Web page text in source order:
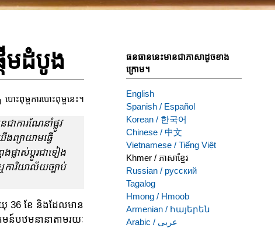
មដំបូង
បោះពុម្ពការបោះពុម្ពនេះ។
ាការណែនាំផ្លូវ
ងព្យាយាមធ្វើ
លាស់ប្តូរជាទៀង
ឬការិយាល័យច្បាប់
យុ 36 ខែ និងដែលមាន
មន៍បឋមនានាតាមរយៈ
ធនធាននេះមានជាភាសាដូចខាង
ក្រោម។
English
Spanish / Español
Korean / 한국어
Chinese / 中文
Vietnamese / Tiếng Việt
Khmer / ភាសាខ្មែរ
Russian / русский
Tagalog
Hmong / Hmoob
Armenian / հայերեն
Arabic / عربى